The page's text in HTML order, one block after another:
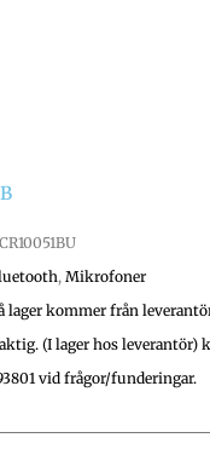
, Mikrofoner
lager kommer från
(I lager hos leverantör)
vid frågor/funderingar.